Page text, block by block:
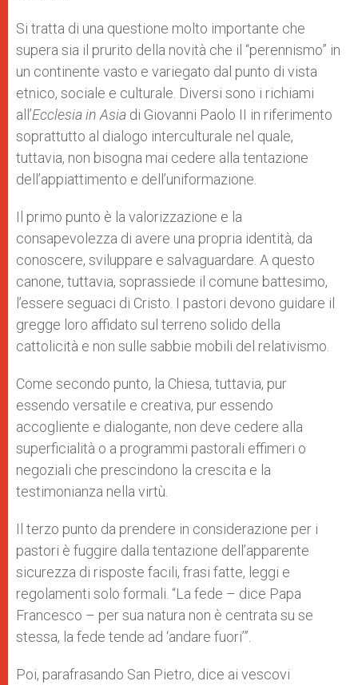
Si tratta di una questione molto importante che
supera sia il prurito della novità che il “perennismo” in
un continente vasto e variegato dal punto di vista
etnico, sociale e culturale. Diversi sono i richiami
all’Ecclesia in Asia di Giovanni Paolo II in riferimento
soprattutto al dialogo interculturale nel quale,
tuttavia, non bisogna mai cedere alla tentazione
dell’appiattimento e dell’uniformazione.
Il primo punto è la valorizzazione e la
consapevolezza di avere una propria identità, da
conoscere, sviluppare e salvaguardare. A questo
canone, tuttavia, soprassiede il comune battesimo,
l’essere seguaci di Cristo. I pastori devono guidare il
gregge loro affidato sul terreno solido della
cattolicità e non sulle sabbie mobili del relativismo.
Come secondo punto, la Chiesa, tuttavia, pur
essendo versatile e creativa, pur essendo
accogliente e dialogante, non deve cedere alla
superficialità o a programmi pastorali effimeri o
negoziali che prescindono la crescita e la
testimonianza nella virtù.
Il terzo punto da prendere in considerazione per i
pastori è fuggire dalla tentazione dell’apparente
sicurezza di risposte facili, frasi fatte, leggi e
regolamenti solo formali. “La fede – dice Papa
Francesco – per sua natura non è centrata su se
stessa, la fede tende ad ‘andare fuori’”.
Poi, parafrasando San Pietro, dice ai vescovi